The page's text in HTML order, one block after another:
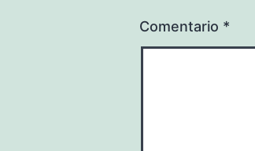
Comentario *